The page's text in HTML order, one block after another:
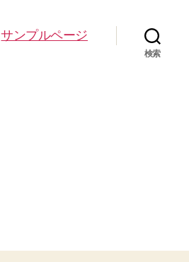
サンプルページ
検索